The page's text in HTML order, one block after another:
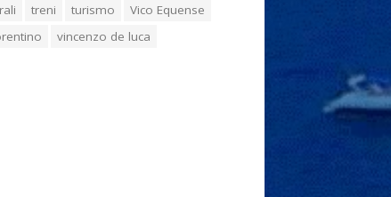
treni turismo
Vico Equense
vincenzo de luca